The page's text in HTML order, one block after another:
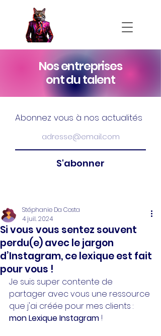
Nos entreprises
ont du talent
Abonnez vous à nos actualités
S'abonner
Si vous vous sentez souvent
perdu(e) avec le jargon
d’Instagram, ce lexique est fait
pour vous !
Stéphanie Da Costa
4 juil. 2024
Je suis super contente de
partager avec vous une ressource
que j'ai créée pour mes clients :
mon Lexique Instagram !